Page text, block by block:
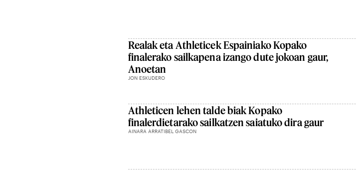
Realak eta Athleticek Espainiako Kopako
finalerako sailkapena izango dute jokoan gaur,
Anoetan
JON ESKUDERO
Athleticen lehen talde biak Kopako
finalerdietarako sailkatzen saiatuko dira gaur
AINARA ARRATIBEL GASCON